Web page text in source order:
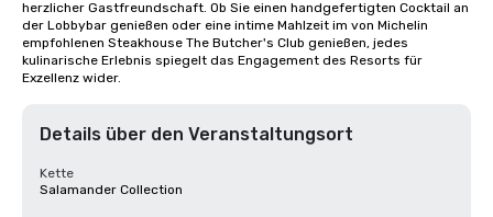
herzlicher Gastfreundschaft. Ob Sie einen handgefertigten Cocktail an
der Lobbybar genießen oder eine intime Mahlzeit im von Michelin
empfohlenen Steakhouse The Butcher's Club genießen, jedes
kulinarische Erlebnis spiegelt das Engagement des Resorts für
Exzellenz wider.
Details über den Veranstaltungsort
Kette
Salamander Collection